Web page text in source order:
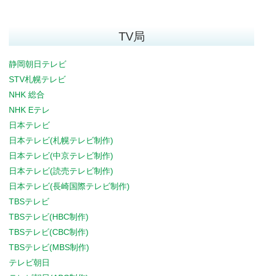
TV局
静岡朝日テレビ
STV札幌テレビ
NHK 総合
NHK Eテレ
日本テレビ
日本テレビ(札幌テレビ制作)
日本テレビ(中京テレビ制作)
日本テレビ(読売テレビ制作)
日本テレビ(長崎国際テレビ制作)
TBSテレビ
TBSテレビ(HBC制作)
TBSテレビ(CBC制作)
TBSテレビ(MBS制作)
テレビ朝日